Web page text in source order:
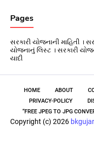
Pages
સરકારી યોજનાની માહિતી ।
યોજનાનું લિસ્ટ । સરકારી
યાદી
HOME ABOUT
PRIVACY-POLICY
“FREE JPEG TO JPG
Copyright (c) 2026